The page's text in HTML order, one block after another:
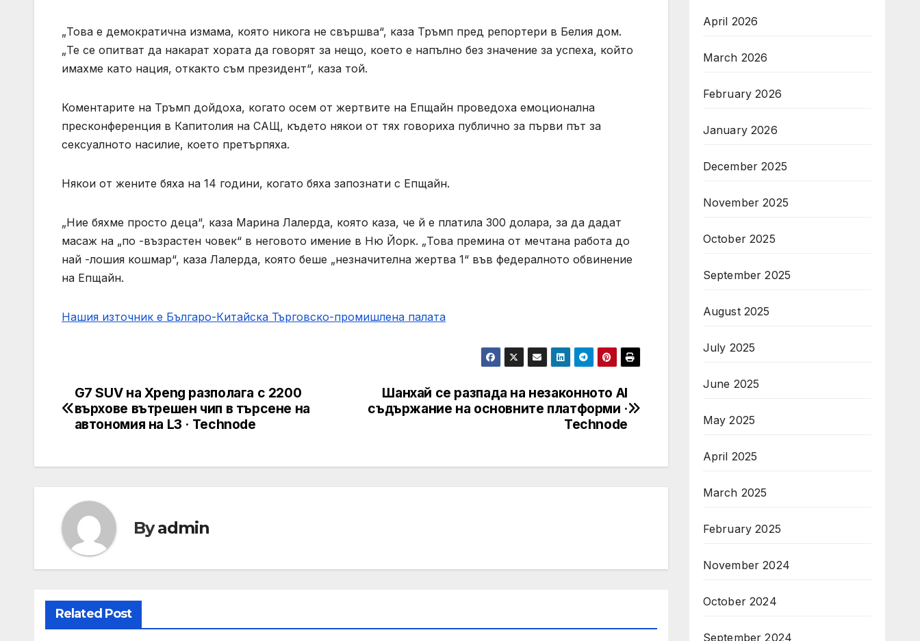
„Това е демократична измама, която никога не свършва“, каза Тръмп пред репортери в Белия дом.
„Те се опитват да накарат хората да говорят за нещо, което е напълно без значение за успеха, който
имахме като нация, откакто съм президент“, каза той.
Коментарите на Тръмп дойдоха, когато осем от жертвите на Епщайн проведоха емоционална
пресконференция в Капитолия на САЩ, където някои от тях говориха публично за първи път за
сексуалното насилие, което претърпяха.
Някои от жените бяха на 14 години, когато бяха запознати с Епщайн.
„Ние бяхме просто деца“, каза Марина Лалерда, която каза, че й е платила 300 долара, за да дадат
масаж на „по -възрастен човек“ в неговото имение в Ню Йорк. „Това премина от мечтана работа до
най -лошия кошмар“, каза Лалерда, която беше „незначителна жертва 1“ във федералното обвинение
на Епщайн.
Нашия източник е Българо-Китайска Търговско-промишлена палaта
Post
navigation
Шанхай се разпада на незаконното AI
съдържание на основните платформи ·
Technode
G7 SUV на Xpeng разполага с 2200
върхове вътрешен чип в търсене на
автономия на L3 · Technode
Byadmin
Related Post
April 2026
March 2026
February 2026
January 2026
December 2025
November 2025
October 2025
September 2025
August 2025
July 2025
June 2025
May 2025
April 2025
March 2025
February 2025
November 2024
October 2024
September 2024